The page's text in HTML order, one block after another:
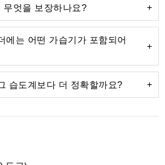
기를
엇을 보장하나요?
에는 어떤 가습기가 포함되어
플리스를
습도계보다 더 정확할까요?